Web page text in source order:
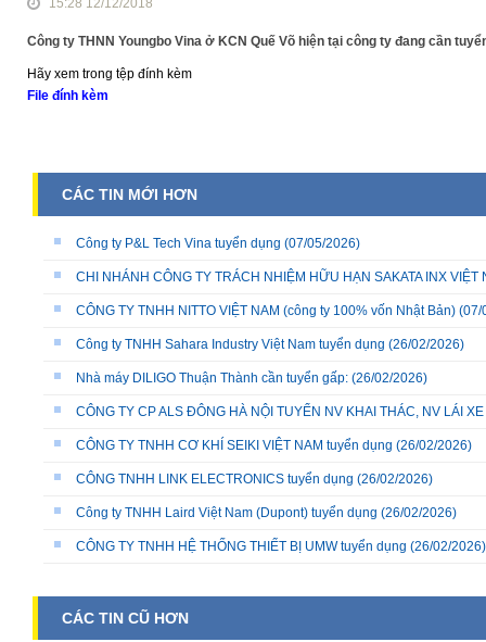
15:28 12/12/2018
Công ty THNN Youngbo Vina ở KCN Quế Võ hiện tại công ty đang cần
Hãy xem trong tệp đính kèm
File đính kèm
CÁC TIN MỚI HƠN
Công ty P&L Tech Vina tuyển dụng (07/05/2026)
CHI NHÁNH CÔNG TY TRÁCH NHIỆM HỮU HẠN SAKATA INX
CÔNG TY TNHH NITTO VIỆT NAM (công ty 100% vốn Nhật Bản) (07/
Công ty TNHH Sahara Industry Việt Nam tuyển dụng (26/02/2026)
Nhà máy DILIGO Thuận Thành cần tuyển gấp: (26/02/2026)
CÔNG TY CP ALS ĐÔNG HÀ NỘI TUYỂN NV KHAI THÁC, NV LÁI
CÔNG TY TNHH CƠ KHÍ SEIKI VIỆT NAM tuyển dụng (26/02/2026)
CÔNG TNHH LINK ELECTRONICS tuyển dụng (26/02/2026)
Công ty TNHH Laird Việt Nam (Dupont) tuyển dụng (26/02/2026)
CÔNG TY TNHH HỆ THỐNG THIẾT BỊ UMW tuyển dụng (26/02/2026)
CÁC TIN CŨ HƠN